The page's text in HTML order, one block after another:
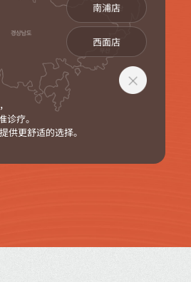
诊疗。
供更舒适的选择。
南浦店
西面店